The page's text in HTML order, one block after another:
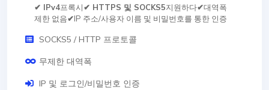
✔ IPv4프록시✔ HTTPS 및 SOCKS5지원하다✔대역폭
제한 없음✔IP 주소/사용자 이름 및 비밀번호를 통한 인증
SOCKS5 / HTTP 프로토콜
무제한 대역폭
IP 및 로그인/비밀번호 인증